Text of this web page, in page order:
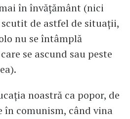
în învățământ (nici
de astfel de situații,
nu se întâmplă
se ascund sau peste
noastră ca popor, de
în comunism, când vina